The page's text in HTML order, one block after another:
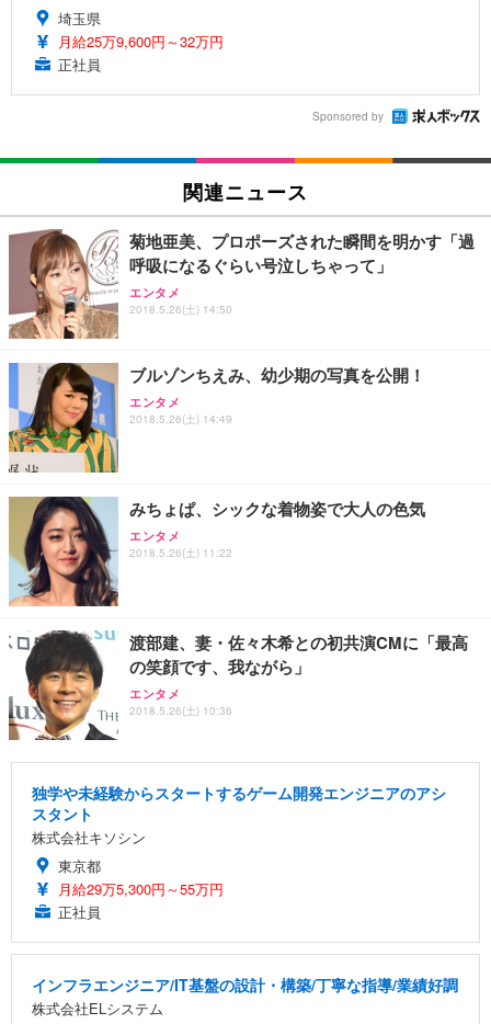
埼玉県
月給25万9,600円～32万円
正社員
Sponsored by
関連ニュース
菊地亜美、プロポーズされた瞬間を明かす「過
呼吸になるぐらい号泣しちゃって」
エンタメ
2018.5.26(土) 14:50
ブルゾンちえみ、幼少期の写真を公開！
エンタメ
2018.5.26(土) 14:49
みちょぱ、シックな着物姿で大人の色気
エンタメ
2018.5.26(土) 11:22
渡部建、妻・佐々木希との初共演CMに「最高
の笑顔です、我ながら」
エンタメ
2018.5.26(土) 10:36
独学や未経験からスタートするゲーム開発エンジニアのアシ
スタント
株式会社キソシン
東京都
月給29万5,300円～55万円
正社員
インフラエンジニア/IT基盤の設計・構築/丁寧な指導/業績好調
株式会社ELシステム